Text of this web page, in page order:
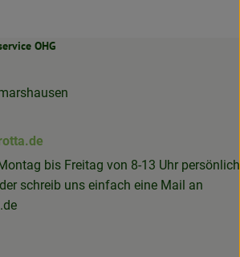
OHG
bis Freitag von 8-13 Uhr persönlich
schreib uns einfach eine Mail an